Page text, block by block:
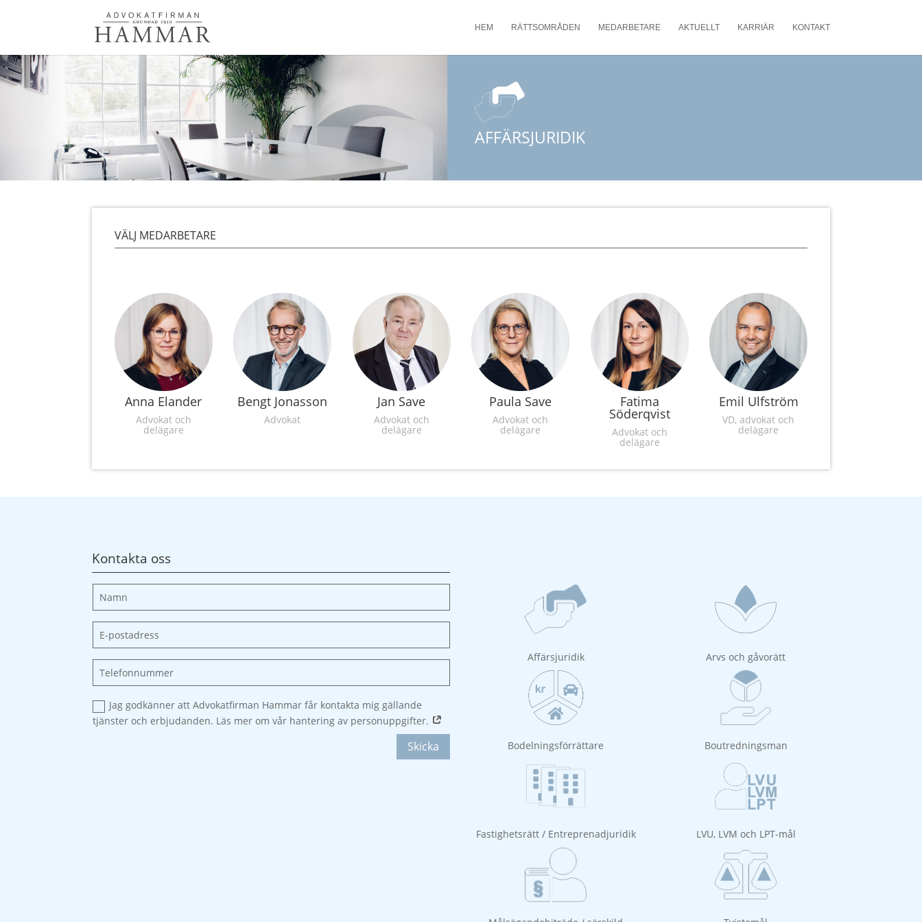
HEM RÄTTSOMRÅDEN MEDARBETARE AKTUELLT KARRIÄR KONTAKT
AFFÄRSJURIDIK
VÄLJ MEDARBETARE
Anna Elander
Advokat och
delägare
Bengt Jonasson
Advokat
Jan Save
Advokat och
delägare
Paula Save
Advokat och
delägare
Fatima
Söderqvist
Advokat och
delägare
Emil Ulfström
VD, advokat och
delägare
Kontakta oss
Jag godkänner att Advokatfirman Hammar får kontakta mig gällande
tjänster och erbjudanden. Läs mer om vår hantering av personuppgifter.
Skicka
Affärsjuridik Arvs och gåvorätt
Bodelningsförrättare Boutredningsman
Fastighetsrätt / Entreprenadjuridik LVU, LVM och LPT-mål